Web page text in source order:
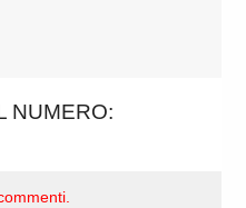
NUMERO: